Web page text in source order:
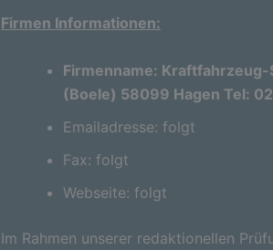
Firmen Informationen:
Firmenname:
(Boele) 58099 Hagen Tel:
Emailadresse: folgt
Fax: folgt
Webseite: folgt
Im Rahmen unserer redaktionellen